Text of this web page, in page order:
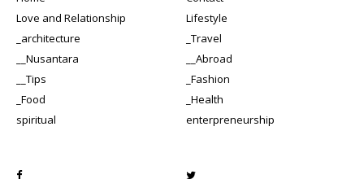
Love and Relationship
Lifestyle
_architecture
_Travel
__Nusantara
__Abroad
__Tips
_Fashion
_Food
_Health
spiritual
enterpreneurship